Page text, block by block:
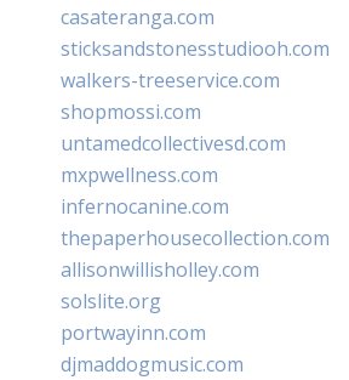
casateranga.com
sticksandstonesstudiooh.com
walkers-treeservice.com
shopmossi.com
untamedcollectivesd.com
mxpwellness.com
infernocanine.com
thepaperhousecollection.com
allisonwillisholley.com
solslite.org
portwayinn.com
djmaddogmusic.com